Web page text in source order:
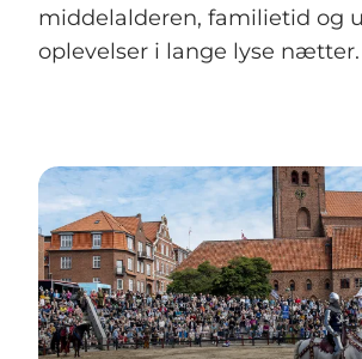
middelalderen, familietid og
oplevelser i lange lyse nætter.